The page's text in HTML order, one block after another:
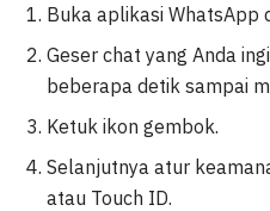
Buka aplikasi WhatsApp
Geser chat yang Anda
beberapa detik sampai
Ketuk ikon gembok.
Selanjutnya atur
atau Touch ID.